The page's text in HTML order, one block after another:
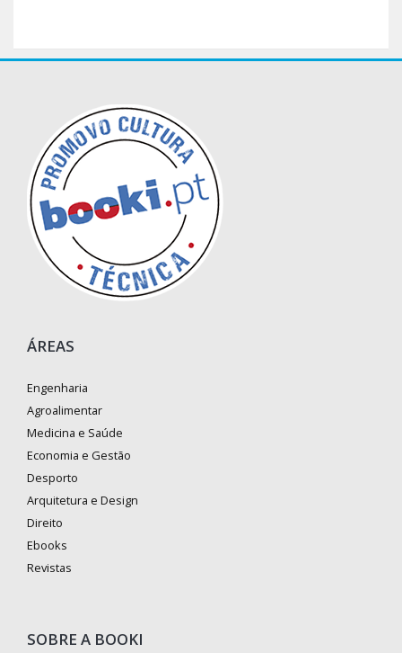
ÁREAS
Engenharia
Agroalimentar
Medicina e Saúde
Economia e Gestão
Desporto
Arquitetura e Design
Direito
Ebooks
Revistas
SOBRE A BOOKI